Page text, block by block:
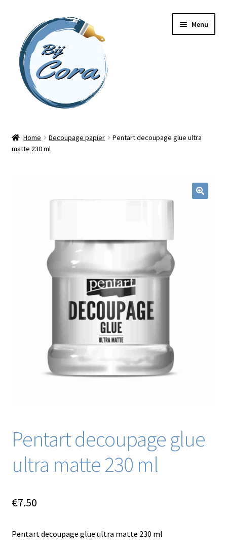
naar
navigatie
inhoud
Menu
Workshops
Home Decoupage papier
Pentart decoupage glue ultra
matte 230 ml
Pentart decoupage glue
ultra matte 230 ml
€7.50
Pentart decoupage glue ultra matte 230 ml